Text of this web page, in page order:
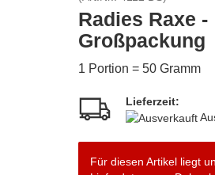
Radies Raxe -
Großpackung
1 Portion = 50 Gramm
Lieferzeit:
Für diesen Artikel liegt